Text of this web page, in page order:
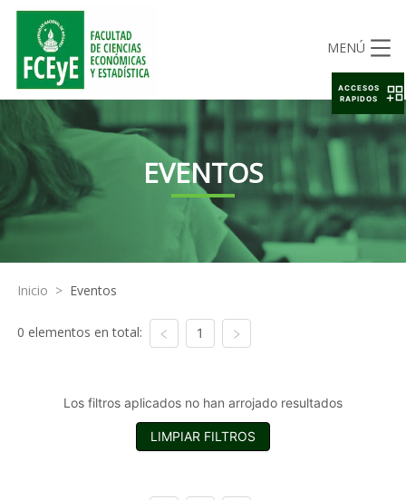
MENÚ
EVENTOS
Inicio > Eventos
0 elementos en total: 1
Los filtros aplicados no han arrojado resultados
LIMPIAR FILTROS
ACCESOS
RAPIDOS